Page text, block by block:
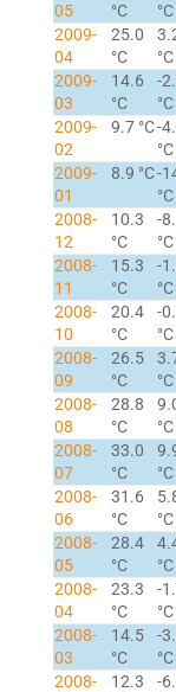
05
°C
°C
2009-
04
25.0
°C
°C
2009-
03
14.6
°C
-
°C
2009-
02
9.7 °C-
°C
2009-
01
8.9 °C-
°C
2008-
12
10.3
°C
-
°C
2008-
11
15.3
°C
-
°C
2008-
10
20.4
°C
-
°C
2008-
09
26.5
°C
°C
2008-
08
28.8
°C
°C
2008-
07
33.0
°C
°C
2008-
06
31.6
°C
°C
2008-
05
28.4
°C
°C
2008-
04
23.3
°C
-
°C
2008-
03
14.5
°C
-
°C
2008-
12.3
-